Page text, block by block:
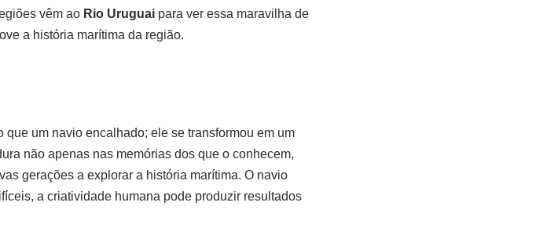
vêm ao Rio Uruguaipara ver essa maravilha de
a história marítima da região.
que um navio encalhado; ele se transformou em um
não apenas nas memórias dos que o conhecem,
gerações a explorar a história marítima. O navio
a criatividade humana pode produzir resultados